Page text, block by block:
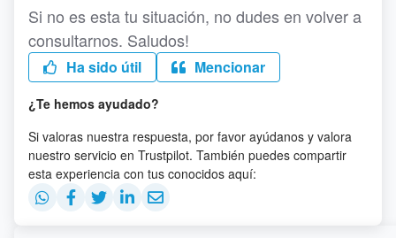
Si no es esta tu situación, no dudes en volver a
consultarnos. Saludos!
Ha sido útil Mencionar
¿Te hemos ayudado?
Si valoras nuestra respuesta, por favor ayúdanos y valora
nuestro servicio en Trustpilot. También puedes compartir
esta experiencia con tus conocidos aquí: